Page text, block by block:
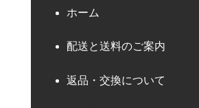
ホーム
配送と送料のご案内
返品・交換について